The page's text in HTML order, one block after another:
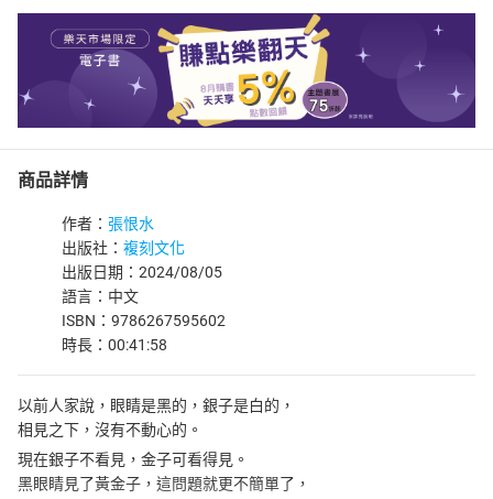
商品詳情
作者： 張恨水
出版社： 複刻文化
出版日期：2024/08/05
語言：中文
ISBN：9786267595602
時長：00:41:58
以前人家說，眼睛是黑的，銀子是白的，
相見之下，沒有不動心的。
現在銀子不看見，金子可看得見。
黑眼睛見了黃金子，這問題就更不簡單了，